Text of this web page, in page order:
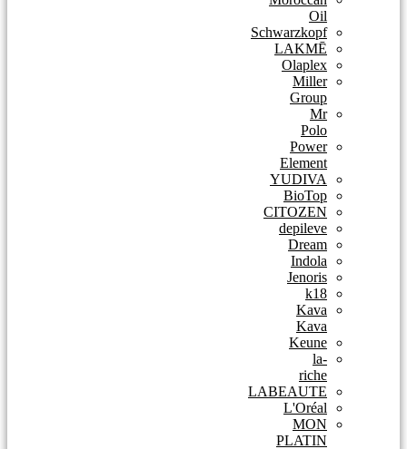
Oil
Schwarzkopf
LAKMĒ
Olaplex
Miller
Group
Mr
Polo
Power
Element
YUDIVA
BioTop
CITOZEN
depileve
Dream
Indola
Jenoris
k18
Kava
Kava
Keune
la-
riche
LABEAUTE
L'Oréal
MON
PLATIN